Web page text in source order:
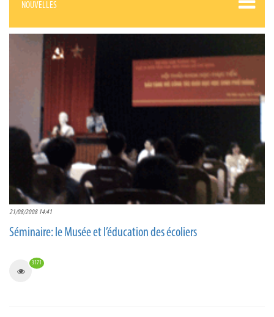
NOUVELLES
21/08/2008 14:41
Séminaire: le Musée et l’éducation des écoliers
3171